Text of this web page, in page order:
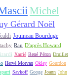
Michel
Gérard Noël
Jouineau Bourduge
Rau D'après Howard
Xarrié René Péron Druillet
Hervé Morvan Okley Gourdon
Savkoff Googe Joann John